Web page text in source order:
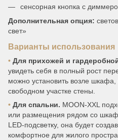
сенсорная кнопка с
Дополнительная опция:
свет»
Варианты использования
• Для прихожей и
увидеть себя в полный рост
можно установить возле
свободном участке стены.
• Для спальни. MOON-XXL
или размещения рядом со
LED-подсветку, она будет
комфортное для жилого